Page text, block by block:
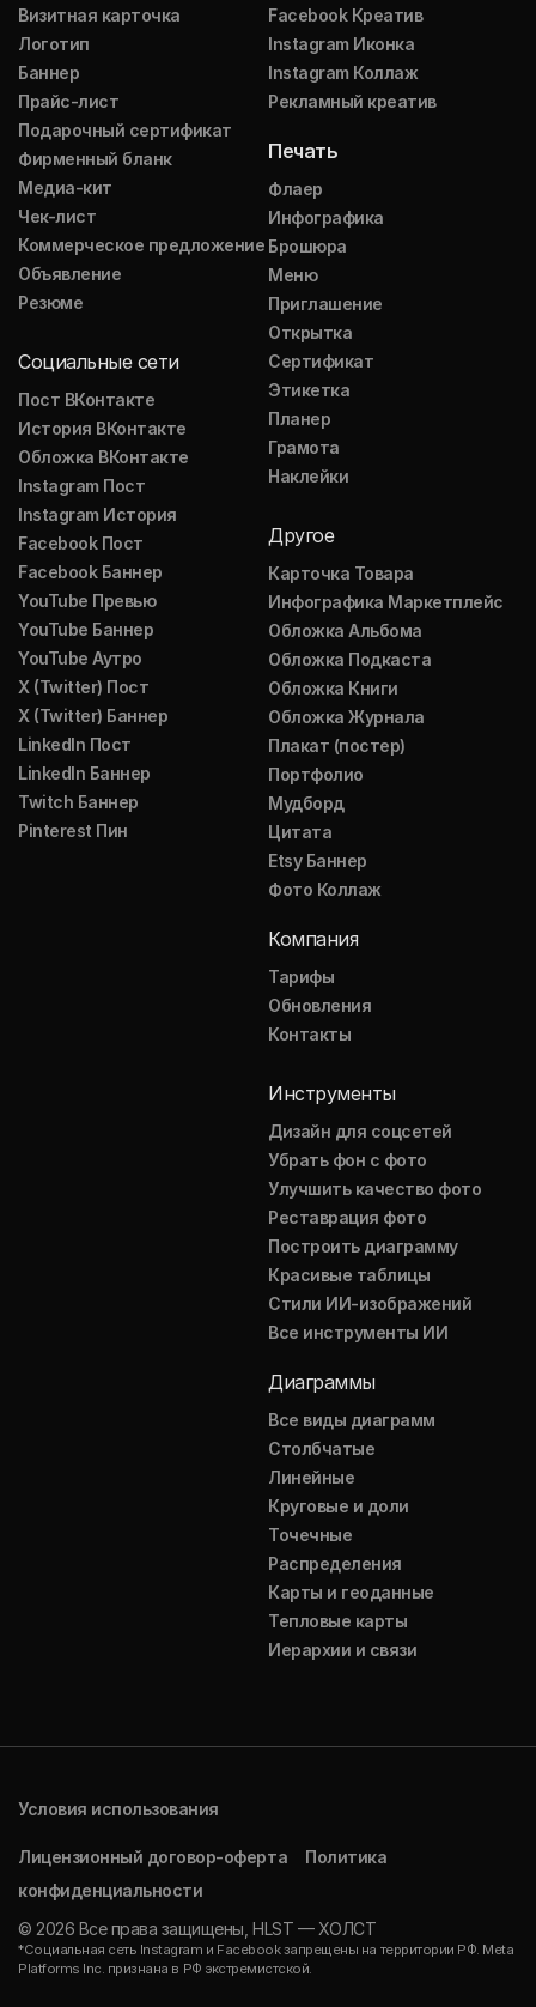
Визитная карточка
Логотип
Баннер
Прайс-лист
Подарочный сертификат
Фирменный бланк
Медиа-кит
Чек-лист
Коммерческое предложение
Объявление
Резюме
Социальные сети
Пост ВКонтакте
История ВКонтакте
Обложка ВКонтакте
Instagram Пост
Instagram История
Facebook Пост
Facebook Баннер
YouTube Превью
YouTube Баннер
YouTube Аутро
X (Twitter) Пост
X (Twitter) Баннер
LinkedIn Пост
LinkedIn Баннер
Twitch Баннер
Pinterest Пин
Facebook Креатив
Instagram Иконка
Instagram Коллаж
Рекламный креатив
Печать
Флаер
Инфографика
Брошюра
Меню
Приглашение
Открытка
Сертификат
Этикетка
Планер
Грамота
Наклейки
Другое
Карточка Товара
Инфографика Маркетплейс
Обложка Альбома
Обложка Подкаста
Обложка Книги
Обложка Журнала
Плакат (постер)
Портфолио
Мудборд
Цитата
Etsy Баннер
Фото Коллаж
Компания
Тарифы
Обновления
Контакты
Инструменты
Дизайн для соцсетей
Убрать фон с фото
Улучшить качество фото
Реставрация фото
Построить диаграмму
Красивые таблицы
Стили ИИ-изображений
Все инструменты ИИ
Диаграммы
Все виды диаграмм
Столбчатые
Линейные
Круговые и доли
Точечные
Распределения
Карты и геоданные
Тепловые карты
Иерархии и связи
Условия использования
Лицензионный договор-оферта
Политика
конфиденциальности
© 2026 Все права защищены, HLST — ХОЛСТ
*Социальная сеть Instagram и Facebook запрещены на территории РФ. Meta
Platforms Inc. признана в РФ экстремистской.